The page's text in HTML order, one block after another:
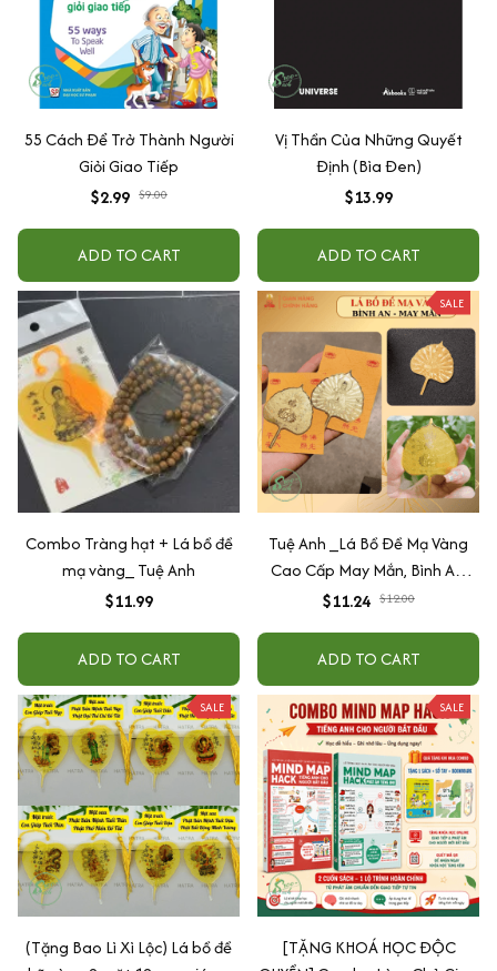
55 Cách Để Trở Thành Người
Giỏi Giao Tiếp
$2.99 $9.00
ADD TO CART
Vị Thần Của Những Quyết
Định (Bìa Đen)
$13.99
ADD TO CART
Combo Tràng hạt + Lá bồ đề
mạ vàng_ Tuệ Anh
$11.99
ADD TO CART
SALE
Tuệ Anh _Lá Bồ Đề Mạ Vàng
Cao Cấp May Mắn, Bình An,
Chiêu Tài Lộc
$11.24 $12.00
ADD TO CART
SALE
(Tặng Bao Lì Xì Lộc) Lá bồ đề
SALE
[TẶNG KHOÁ HỌC ĐỘC